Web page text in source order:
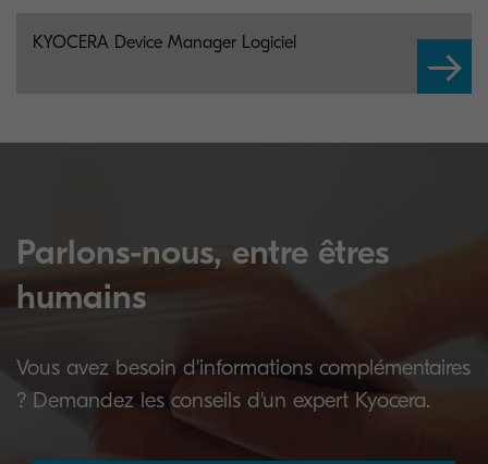
KYOCERA Device Manager Logiciel
Parlons-nous, entre êtres
humains
Vous avez besoin d'informations complémentaires
? Demandez les conseils d'un expert Kyocera.